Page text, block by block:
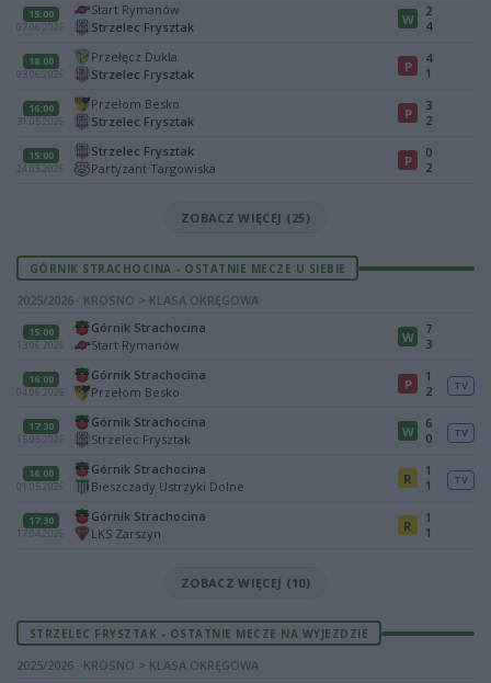
15:00
07.06.2026
Start Rymanów
Strzelec Frysztak
W
2
4
18:00
03.06.2026
Przełęcz Dukla
Strzelec Frysztak
P
4
1
16:00
31.05.2026
Przełom Besko
Strzelec Frysztak
P
3
2
15:00
24.05.2026
Strzelec Frysztak
Partyzant Targowiska
P
0
2
ZOBACZ WIĘCEJ (25)
GÓRNIK STRACHOCINA - OSTATNIE MECZE U SIEBIE
2025/2026 · KROSNO > KLASA OKRĘGOWA
15:00
13.06.2026
Górnik Strachocina
Start Rymanów
W
7
3
16:00
04.06.2026
Górnik Strachocina
Przełom Besko
P
1
2
TV
17:30
15.05.2026
Górnik Strachocina
Strzelec Frysztak
W
6
0
TV
16:00
01.05.2026
Górnik Strachocina
Bieszczady Ustrzyki Dolne
R
1
1
TV
17:30
17.04.2026
Górnik Strachocina
LKS Zarszyn
R
1
1
ZOBACZ WIĘCEJ (10)
STRZELEC FRYSZTAK - OSTATNIE MECZE NA WYJEZDZIE
2025/2026 · KROSNO > KLASA OKRĘGOWA